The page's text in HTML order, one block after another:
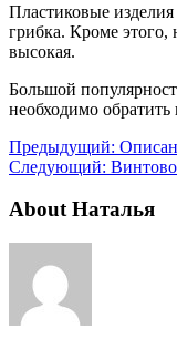
Пластиковые
грибка. Кроме этого,
высокая.
Большой
необходимо
Предыдущий:
Следующий:
About Наталья